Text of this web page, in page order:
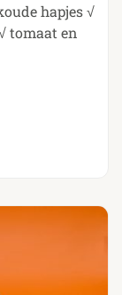
hapjes √
tomaat en